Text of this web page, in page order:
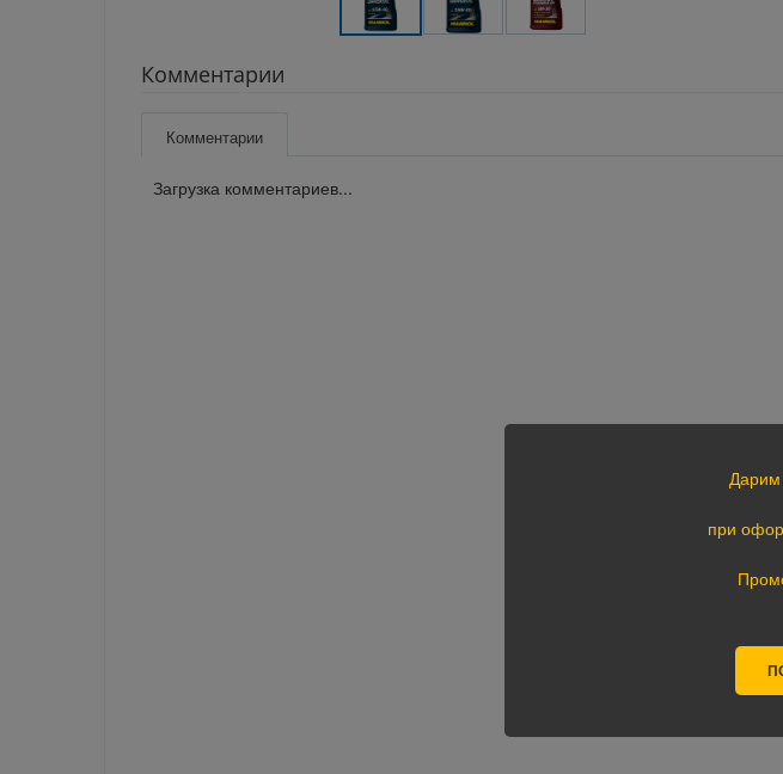
Комментарии
Комментарии
Загрузка комментариев...
Дарим
при